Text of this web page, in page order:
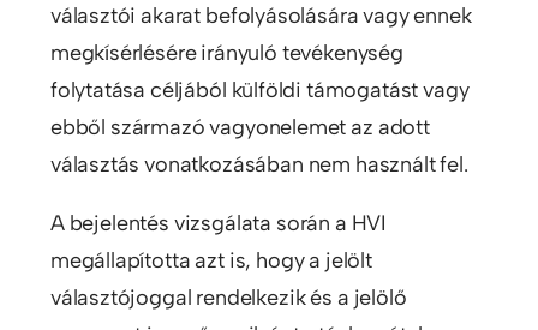
választói akarat befolyásolására vagy ennek
megkísérlésére irányuló tevékenység
folytatása céljából külföldi támogatást vagy
ebből származó vagyonelemet az adott
választás vonatkozásában nem használt fel.
A bejelentés vizsgálata során a HVI
megállapította azt is, hogy a jelölt
választójoggal rendelkezik és a jelölő